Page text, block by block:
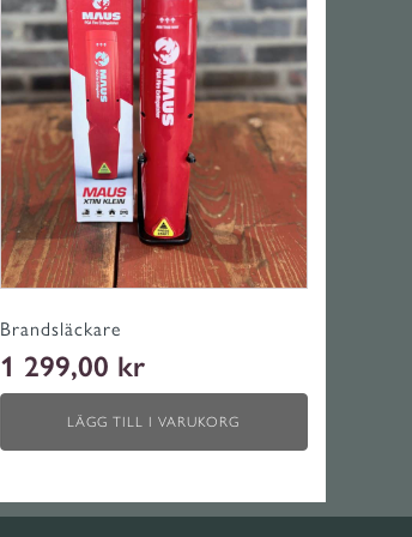
Brandsläckare
1 299,00 kr
LÄGG TILL I VARUKORG